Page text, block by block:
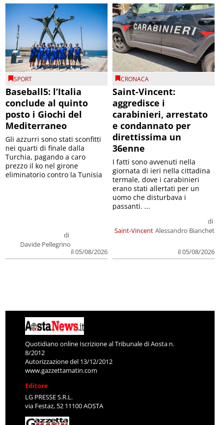
SPORT
Baseball5: l’Italia
conclude al quinto
posto i Giochi del
Mediterraneo
di
Davide Pellegrino
il 05/08/2026
Gli azzurri sono stati sconfitti
nei quarti di finale dalla
Turchia, pagando a caro
prezzo il ko nel girone
eliminatorio contro la Tunisia
CRONACA
Saint-Vincent:
aggredisce i
carabinieri, arrestato
e condannato per
direttissima un
36enne
Saint-Vincent
di
Alessandro Bianchet
il 05/08/2026
I fatti sono avvenuti nella
giornata di ieri nella cittadina
termale, dove i carabinieri
erano stati allertati per un
uomo che disturbava i
passanti. ...
Quotidiano online Iscrizione al Tribunale di Aosta n.
8/2012
Autorizzazione del 13/12/2012
www.gazzettamatin.com
Editore
LG PRESSE S.R.L.
via Festaz, 52 11100 AOSTA